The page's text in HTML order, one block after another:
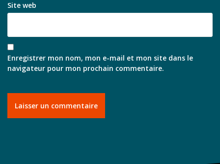
Site web
Enregistrer mon nom, mon e-mail et mon site dans le
navigateur pour mon prochain commentaire.